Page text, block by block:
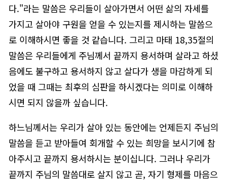
다."라는 말씀은 우리들이 살아가면서 어떤 삶의 자세를
가지고 살아야 구원을 얻을 수 있는지를 제시하는 말씀으
로 이해하시면 좋을 것 같습니다. 그리고 마태 18,35절의
말씀은 우리들에게 주님께서 끝까지 용서하며 살라고 하셨
음에도 불구하고 용서하지 않고 살다가 생을 마감하게 되
었을 때 그때는 최후의 심판을 하시겠다는 의미로 이해하
시면 되지 않을까 싶습니다.
하느님께서는 우리가 살아 있는 동안에는 언제든지 주님의
말씀을 듣고 받아들여 회개할 수 있는 희망을 보시기에 참
아주시고 끝까지 용서하시는 분이십니다. 그러나 우리가
끝까지 주님의 말씀대로 살지 않고 곧, 자기 형제를 마음으